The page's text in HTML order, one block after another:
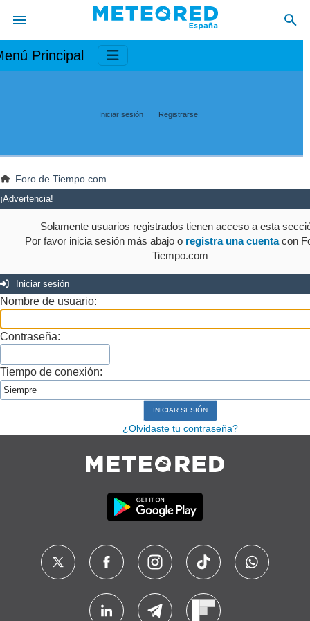
Principal
Iniciar sesión Registrarse
Foro de Tiempo.com
¡Advertencia!
Solamente usuarios registrados tienen acceso a esta
Por favor inicia sesión más abajo o registra una cuentacon
Tiempo.com
Iniciar sesión
Nombre de usuario:
Contraseña:
Tiempo de conexión:
¿Olvidaste tu contraseña?